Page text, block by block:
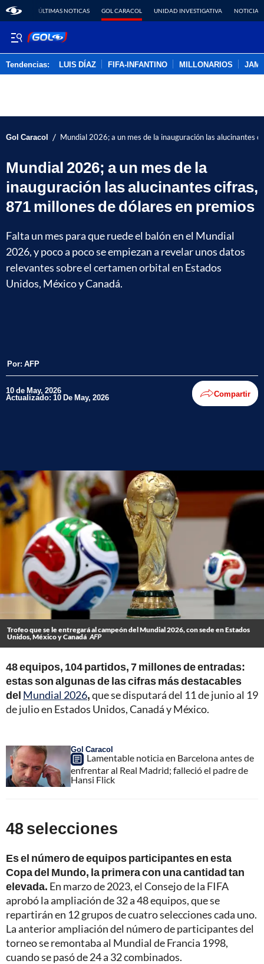
ÚLTIMAS NOTICAS GOL CARACOL UNIDAD INVESTIGATIVA NOTICIAS
Tendencias: LUIS DÍAZ FIFA-INFANTINO MILLONARIOS
Gol Caracol / Mundial 2026; a un mes de la inauguración las alucinantes
Mundial 2026; a un mes de la
inauguración las alucinantes cifras,
871 millones de dólares en premios
Falta un mes para que ruede el balón en el Mundial
2026, y poco a poco se empiezan a revelar unos datos
relevantes sobre el certamen orbital en Estados
Unidos, México y Canadá.
Por: AFP
10 de May, 2026
Actualizado: 10 De May, 2026 Compartir
Trofeo que se le entregará al campeón del Mundial 2026, con sede en Estados
Unidos, México y Canadá AFP
48 equipos, 104 partidos, 7 millones de entradas:
estas son algunas de las cifras más destacables
del Mundial 2026,que se disputará del 11 de junio al 19
de julio en Estados Unidos, Canadá y México.
Gol Caracol
Lamentable noticia en Barcelona antes de
enfrentar al Real Madrid; falleció el padre de
Hansi Flick
48 selecciones
Es el número de equipos participantes en esta
Copa del Mundo, la primera con una cantidad tan
elevada. En marzo de 2023, el Consejo de la FIFA
aprobó la ampliación de 32 a 48 equipos, que se
repartirán en 12 grupos de cuatro selecciones cada uno.
La anterior ampliación del número de participantes del
torneo se remontaba al Mundial de Francia 1998,
cuando se pasó de 24 a 32 combinados.